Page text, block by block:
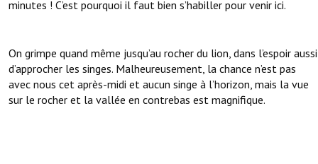
minutes ! C’est pourquoi il faut bien s’habiller pour venir ici.
On grimpe quand même jusqu’au rocher du lion, dans l’espoir aussi
d’approcher les singes. Malheureusement, la chance n’est pas
avec nous cet après-midi et aucun singe à l’horizon, mais la vue
sur le rocher et la vallée en contrebas est magnifique.